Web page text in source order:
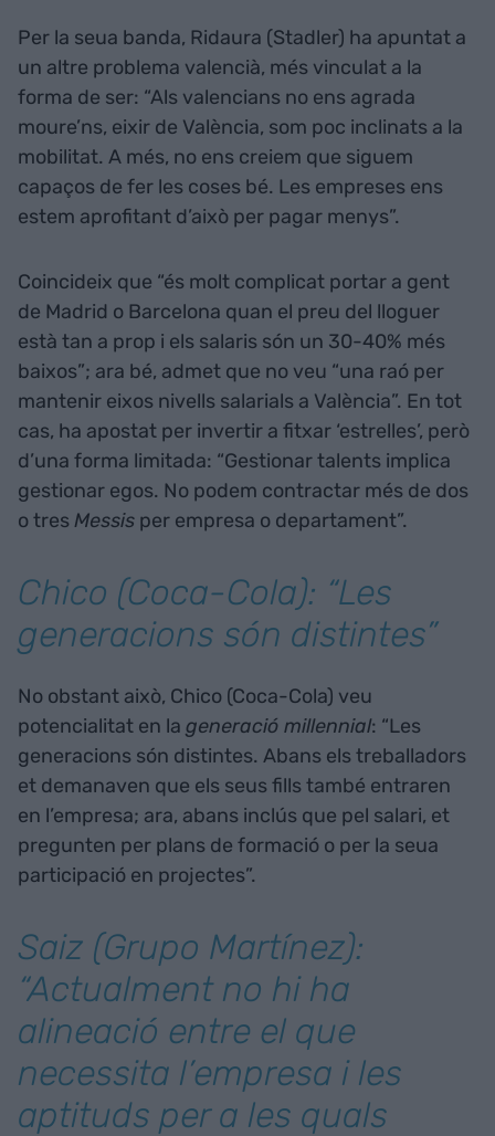
Per la seua banda, Ridaura (Stadler) ha apuntat a
un altre problema valencià, més vinculat a la
forma de ser: “Als valencians no ens agrada
moure’ns, eixir de València, som poc inclinats a la
mobilitat. A més, no ens creiem que siguem
capaços de fer les coses bé. Les empreses ens
estem aprofitant d’això per pagar menys”.
Coincideix que “és molt complicat portar a gent
de Madrid o Barcelona quan el preu del lloguer
està tan a prop i els salaris són un 30-40% més
baixos”; ara bé, admet que no veu “una raó per
mantenir eixos nivells salarials a València”. En tot
cas, ha apostat per invertir a fitxar ‘estrelles’, però
d’una forma limitada: “Gestionar talents implica
gestionar egos. No podem contractar més de dos
o tresMessis per empresa o departament”.
Chico (Coca-Cola): “Les
generacions són distintes”
No obstant això, Chico (Coca-Cola) veu
potencialitat en la generació millennial: “Les
generacions són distintes. Abans els treballadors
et demanaven que els seus fills també entraren
en l’empresa; ara, abans inclús que pel salari, et
pregunten per plans de formació o per la seua
participació en projectes”.
Saiz (Grupo Martínez):
“Actualment no hi ha
alineació entre el que
necessita l’empresa i les
aptituds per a les quals